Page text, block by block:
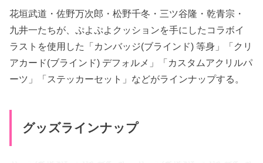
花垣武道・佐野万次郎・松野千冬・三ツ谷隆・乾青宗・
九井一たちが、ぷよぷよクッションを手にしたコラボイ
ラストを使用した「カンバッジ(ブラインド) 等身」「クリ
アカード(ブラインド) デフォルメ」「カスタムアクリルパ
ーツ」「ステッカーセット」などがラインナップする。
グッズラインナップ